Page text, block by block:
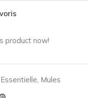
product now!
Essentielle Mules